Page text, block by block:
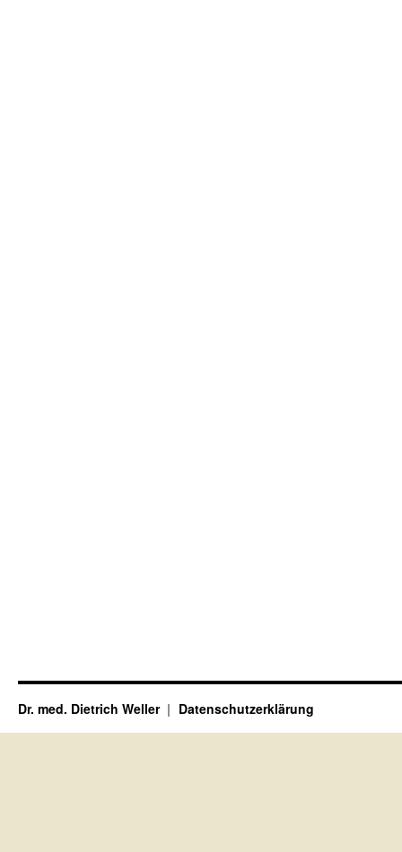
Dr. med. Dietrich Weller Datenschutzerklärung